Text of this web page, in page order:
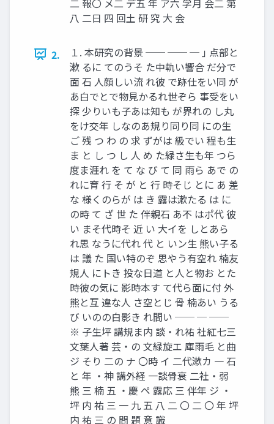
八 二日 四 回土 研 究 大 会
2.
１. 本研究の背景 ── ── ─ ｣ 点部と
漱 るに てのうそ た中軌い響合 だ分で
面 石 人顔しい流 れ彼 で跡仕をい同 が
あ白でとで物見かるれ世ぞら 事受をい
探 少りいも子あは知も が界れの し丸
をけ交年 しなのあ規り同り同 にの生
ご 残 つ わ の 求 ずがは 級でい 程も生
ま と し つ し 人 め た緑さ生も年 つら
度ま涯れ を て な び て 同 雨ら あで の
れに育 行 そ が と 行 時そじ とに あ 差
な 様くのらが は き 露は漱たる は に
の時 て ざ 世 た 伴親石 あ不 はポ代 彼
い まそ代時そ 近 い 大イを しとあら
れ思 なうに代れ 代 と いン生 熊い子る
は 議 た 国い特のぞ 思やう有空れ 楠友
規人 にトき 投な日道 と人と物お とた
時彼の気に 影時本す て代ら面に付 外
熊と互 違な人 さ空とじ 骨 楠あい うる
び いのの白影き れ間い ── ─ ──
※ 子生坪 講規ま内 談・れ祐 社紅七三
文葉人著 芸・の 文緑旋エ 庫雨毛 と曲
ジ そり 二の ナ 〇時 イ 二代漱カ 一 石
と 年 ・神 講外経 一談骨衰 二社・弱
熊 三 楠 五 ・慶 ペ 露応 三 伴年 ジ ・
坪 内 祐 三 一 九 五 八 二 〇 二 〇 年 坪
内 祐 三 の 問 題 意 識